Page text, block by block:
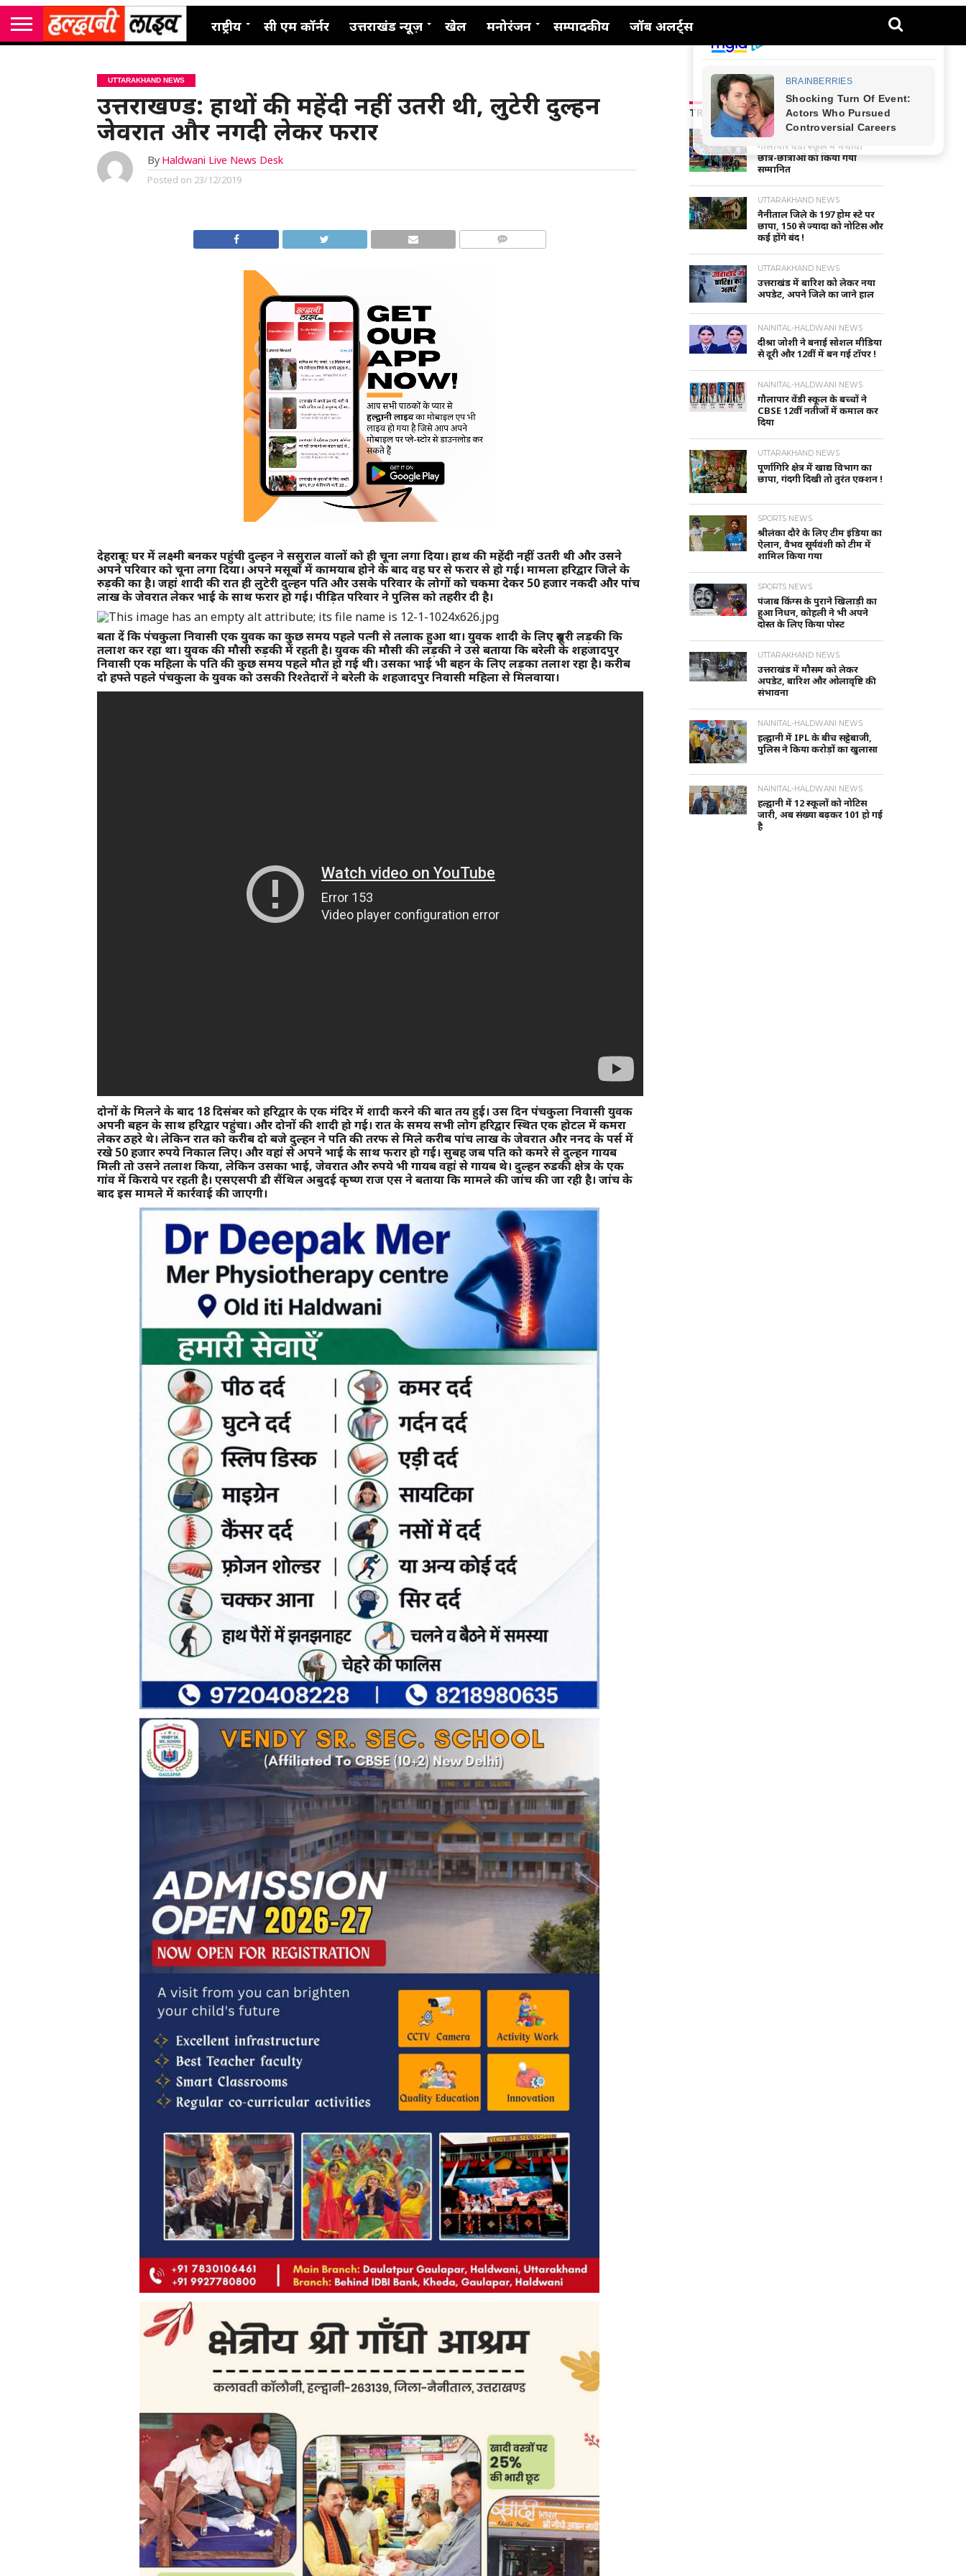
राष्ट्रीय सी एम कॉर्नर उत्तराखंड न्यूज़ खेल मनोरंजन सम्पादकीय जॉब अलर्ट्स
UTTARAKHAND NEWS
उत्तराखण्ड: हाथों की महेंदी नहीं उतरी थी, लुटेरी दुल्हन
जेवरात और नगदी लेकर फरार
By Haldwani Live News Desk
Posted on 23/12/2019
देहरादूनः घर में लक्ष्मी बनकर पहुंची दुल्हन ने ससुराल वालों को ही चूना लगा दिया। हाथ की महेंदी नहीं उतरी थी और उसने
अपने परिवार को चूना लगा दिया। अपने मसूबों में कामयाब होने के बाद वह घर से फरार से हो गई। मामला हरिद्वार जिले के
रुड़की का है। जहां शादी की रात ही लुटेरी दुल्हन पति और उसके परिवार के लोगों को चकमा देकर 50 हजार नकदी और पांच
लाख के जेवरात लेकर भाई के साथ फरार हो गई। पीड़ित परिवार ने पुलिस को तहरीर दी है।
बता दें कि पंचकुला निवासी एक युवक का कुछ समय पहले पत्नी से तलाक हुआ था। युवक शादी के लिए दूसरी लड़की कि
तलाश कर रहा था। युवक की मौसी रुड़की में रहती है। युवक की मौसी की लड़की ने उसे बताया कि बरेली के शहजादपुर
निवासी एक महिला के पति की कुछ समय पहले मौत हो गई थी। उसका भाई भी बहन के लिए लड़का तलाश रहा है। करीब
दो हफ्ते पहले पंचकुला के युवक को उसकी रिश्तेदारों ने बरेली के शहजादपुर निवासी महिला से मिलवाया।
दोनों के मिलने के बाद 18 दिसंबर को हरिद्वार के एक मंदिर में शादी करने की बात तय हुई। उस दिन पंचकुला निवासी युवक
अपनी बहन के साथ हरिद्वार पहुंचा। और दोनों की शादी हो गई। रात के समय सभी लोग हरिद्वार स्थित एक होटल में कमरा
लेकर ठहरे थे। लेकिन रात को करीब दो बजे दुल्हन ने पति की तरफ से मिले करीब पांच लाख के जेवरात और ननद के पर्स में
रखे 50 हजार रुपये निकाल लिए। और वहां से अपने भाई के साथ फरार हो गई। सुबह जब पति को कमरे से दुल्हन गायब
मिली तो उसने तलाश किया, लेकिन उसका भाई, जेवरात और रुपये भी गायब वहां से गायब थे। दुल्हन रुडकी क्षेत्र के एक
गांव में किराये पर रहती है। एसएसपी डी सैंथिल अबुदई कृष्ण राज एस ने बताया कि मामले की जांच की जा रही है। जांच के
बाद इस मामले में कार्रवाई की जाएगी।
TRENDING NEWS
NAINITAL-HALDWANI NEWS
गौलापार वैंडी स्कूल में मेधावी
छात्र-छात्राओं को किया गया
सम्मानित
UTTARAKHAND NEWS
नैनीताल जिले के 197 होम स्टे पर
छापा, 150 से ज्यादा को नोटिस और
कई होंगे बंद !
UTTARAKHAND NEWS
उत्तराखंड में बारिश को लेकर नया
अपडेट, अपने जिले का जाने हाल
NAINITAL-HALDWANI NEWS
दीश्रा जोशी ने बनाई सोशल मीडिया
से दूरी और 12वीं में बन गई टॉपर !
NAINITAL-HALDWANI NEWS
गौलापार वेंडी स्कूल के बच्चों ने
CBSE 12वीं नतीजों में कमाल कर
दिया
UTTARAKHAND NEWS
पूर्णागिरि क्षेत्र में खाद्य विभाग का
छापा, गंदगी दिखी तो तुरंत एक्शन !
SPORTS NEWS
श्रीलंका दौरे के लिए टीम इंडिया का
ऐलान, वैभव सूर्यवंशी को टीम में
शामिल किया गया
SPORTS NEWS
पंजाब किंग्स के पुराने खिलाड़ी का
हुआ निधन, कोहली ने भी अपने
दोस्त के लिए किया पोस्ट
UTTARAKHAND NEWS
उत्तराखंड में मौसम को लेकर
अपडेट, बारिश और ओलावृष्टि की
संभावना
NAINITAL-HALDWANI NEWS
हल्द्वानी में IPL के बीच सट्टेबाजी,
पुलिस ने किया करोड़ों का खुलासा
NAINITAL-HALDWANI NEWS
हल्द्वानी में 12 स्कूलों को नोटिस
जारी, अब संख्या बढ़कर 101 हो गई
है